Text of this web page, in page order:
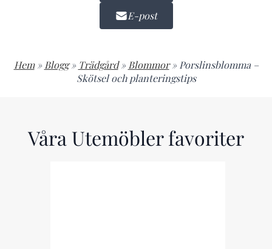
E-post
Hem » Blogg » Trädgård » Blommor » Porslinsblomma –
Skötsel och planteringstips
Våra Utemöbler favoriter